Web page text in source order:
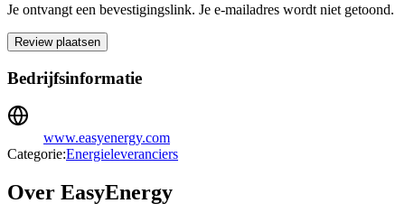
Je ontvangt een bevestigingslink. Je e-mailadres wordt niet getoond.
Review plaatsen
Bedrijfsinformatie
www.easyenergy.com
Categorie:Energieleveranciers
Over EasyEnergy